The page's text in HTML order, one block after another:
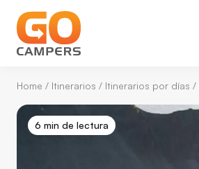
Home / Itinerarios / Itinerarios por días /
6 min de lectura